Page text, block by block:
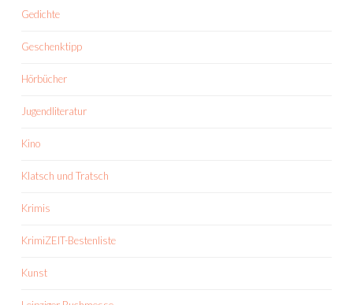
Gedichte
Geschenktipp
Hörbücher
Jugendliteratur
Kino
Klatsch und Tratsch
Krimis
KrimiZEIT-Bestenliste
Kunst